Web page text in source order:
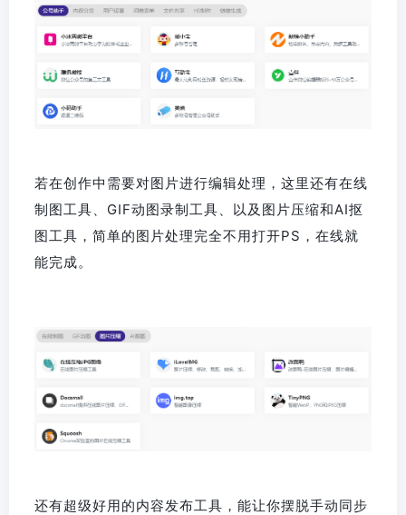
若在创作中需要对图片进行编辑处理，这里还有在线
制图工具、GIF动图录制工具、以及图片压缩和AI抠
图工具，简单的图片处理完全不用打开PS，在线就
能完成。
还有超级好用的内容发布工具，能让你摆脱手动同步